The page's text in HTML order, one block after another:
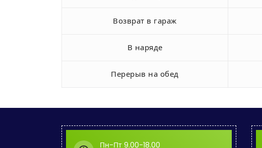
Возврат в гараж
В наряде
Перерыв на обед
Пн-Пт 9.00-18.00